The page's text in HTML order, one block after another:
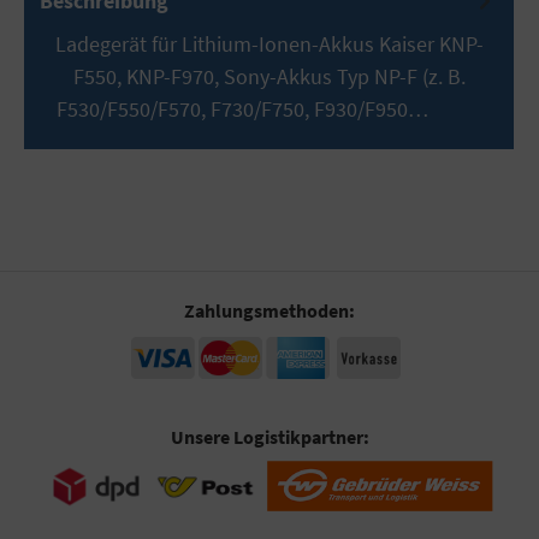
Ladegerät für Lithium-Ionen-Akkus Kaiser KNP-
F550, KNP-F970, Sony-Akkus Typ NP-F (z. B.
F530/F550/F570, F730/F750, F930/F950…
Zahlungsmethoden:
Unsere Logistikpartner: